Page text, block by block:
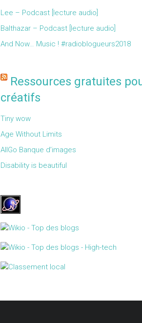
Lee – Podcast [lecture audio]
Balthazar – Podcast [lecture audio]
And Now… Music ! #radioblogueurs2018
Ressources gratuites
créatifs
Tiny wow
Age Without Limits
AllGo Banque d’images
Disability is beautiful